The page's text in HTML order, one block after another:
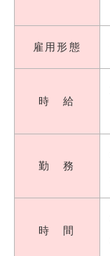
雇用形態
時 給
勤 務
時 間